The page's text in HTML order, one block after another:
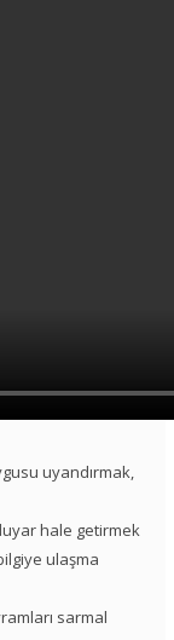
uyandırmak,
hale getirmek
ulaşma
sarmal